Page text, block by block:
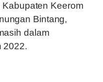
Kabupaten Keerom
Bintang,
dalam
2022.